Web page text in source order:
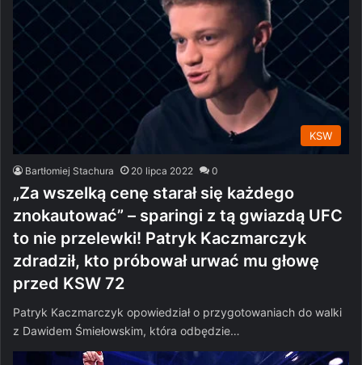
KSW
Bartłomiej Stachura 20 lipca 2022 0
„Za wszelką cenę starał się każdego
znokautować” – sparingi z tą gwiazdą UFC
to nie przelewki! Patryk Kaczmarczyk
zdradził, kto próbował urwać mu głowę
przed KSW 72
Patryk Kaczmarczyk opowiedział o przygotowaniach do walki
z Dawidem Śmiełowskim, która odbędzie…